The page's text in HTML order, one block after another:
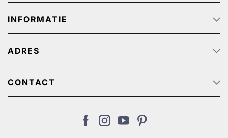
Startpagina
Over ons
Track & Trace
Reclame aanbiedingen
INFORMATIE
Klantenservice - Q & A
Privacy beleid
Algemene Voorwaarden
Retour
ADRES
NiceBeauty ApS
Stærevej 2,
6705 Esbjerg, Denmark
CONTACT
Klantenservice: (+31) 20 891 0380 (We speak English)